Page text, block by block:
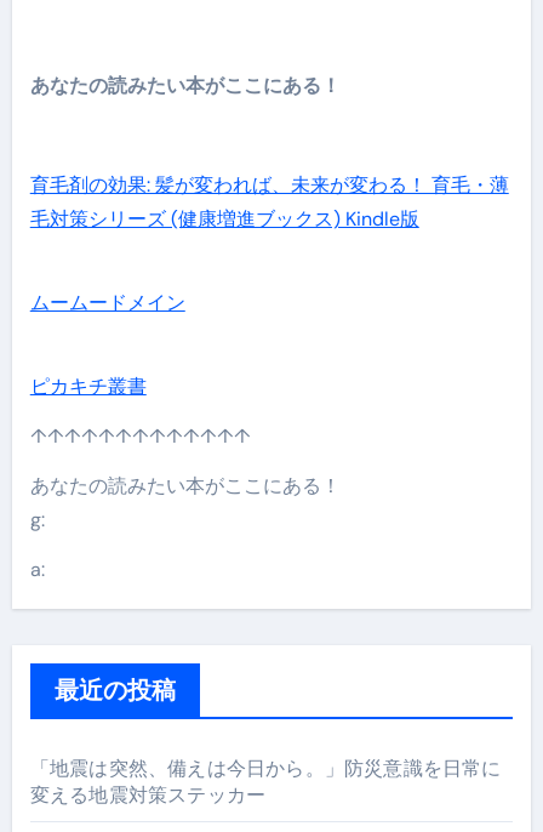
あなたの読みたい本がここにある！
育毛剤の効果: 髪が変われば、未来が変わる！ 育毛・薄
毛対策シリーズ (健康増進ブックス) Kindle版
ムームードメイン
ピカキチ叢書
↑↑↑↑↑↑↑↑↑↑↑↑↑
あなたの読みたい本がここにある！
g:
a:
最近の投稿
「地震は突然、備えは今日から。」防災意識を日常に
変える地震対策ステッカー